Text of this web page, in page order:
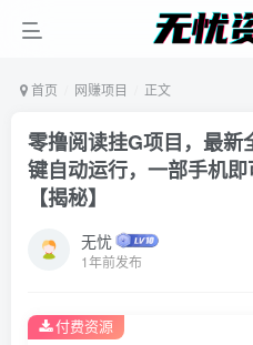
首页 网赚项目 正文
零撸阅读挂G项目，最
键自动运行，一部手机
【揭秘】
无忧
1年前发布
付费资源